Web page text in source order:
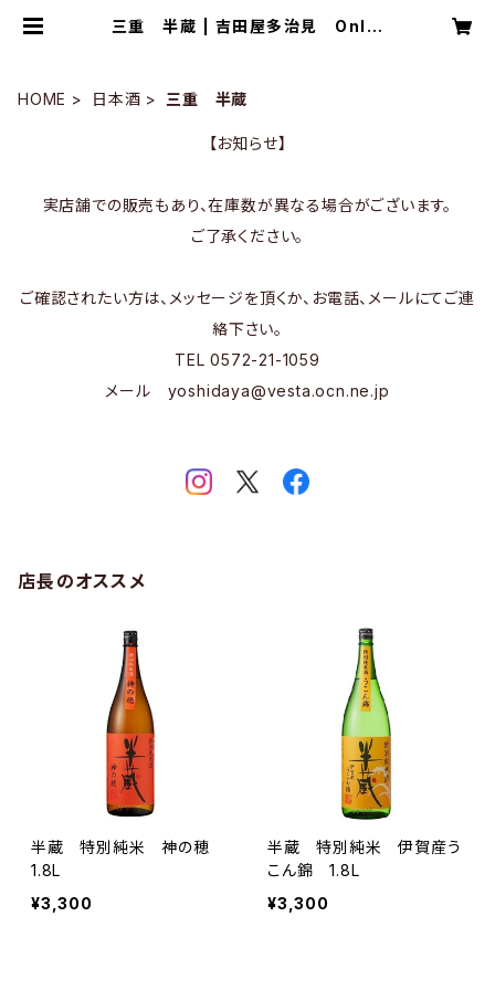
三重 半蔵 | 吉田屋多治見 Onlin
HOME 日本酒 三重 半蔵
【お知らせ】
実店舗での販売もあり、在庫数が異なる場合がございます。
ご了承ください。
ご確認されたい方は、メッセージを頂くか、お電話、メールにてご連
絡下さい。
TEL 0572-21-1059
メール yoshidaya@vesta.ocn.ne.jp
店長のオススメ
半蔵 特別純米 神の穂
1.8L
¥3,300
半蔵 特別純米 伊賀産う
こん錦 1.8L
¥3,300